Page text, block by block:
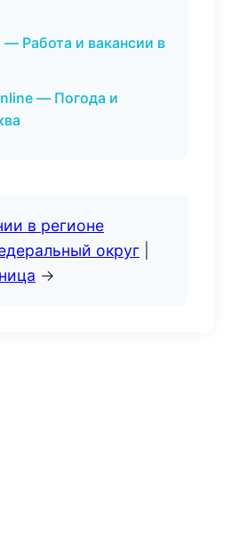
Работа и вакансии в
— Погода и
в регионе
округ
→